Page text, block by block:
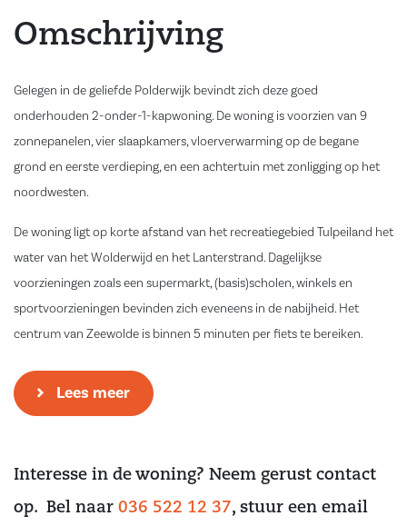
Omschrijving
Gelegen in de geliefde Polderwijk bevindt zich deze goed
onderhouden 2-onder-1-kapwoning. De woning is voorzien van 9
zonnepanelen, vier slaapkamers, vloerverwarming op de begane
grond en eerste verdieping, en een achtertuin met zonligging op het
noordwesten.
De woning ligt op korte afstand van het recreatiegebied Tulpeiland het
water van het Wolderwijd en het Lanterstrand. Dagelijkse
voorzieningen zoals een supermarkt, (basis)scholen, winkels en
sportvoorzieningen bevinden zich eveneens in de nabijheid. Het
centrum van Zeewolde is binnen 5 minuten per fiets te bereiken.
Indeling
Begane grond:
bevinden. Vanuit de hal heeft u toegang tot de ruime woonkamer,
welke zich aan de achterzijde van de woning bevindt. De woonkamer
Lees meer
Interesse in de woning? Neem gerust contact
op. Bel naar 036 522 12 37, stuur een email